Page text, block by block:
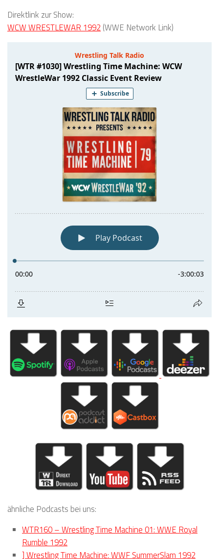
Direktlink zur Show:
WCW WRESTLEWAR 1992 (WWE Network Link)
ähnliche Podcasts bei uns:
WTR160 – Wrestling Time Machine 01: WWE Royal
Rumble 1992
] Wrestling Time Machine: WWF SummerSlam 1992